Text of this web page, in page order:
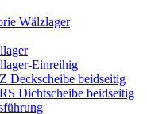
Wälzlager
Einreihig
Deckscheibe beidseitig
Dichtscheibe beidseitig